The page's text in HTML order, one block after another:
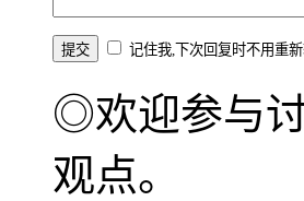
记住我,下次回复时不用重
◎欢迎参与
观点。